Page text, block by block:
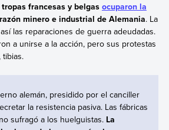
tropas francesas y belgas ocuparon la
minero e industrial de Alemania. La
las reparaciones de guerra adeudadas.
a unirse a la acción, pero sus protestas
alemán, presidido por el canciller
la resistencia pasiva. Las fábricas
sufragó a los huelguistas. La